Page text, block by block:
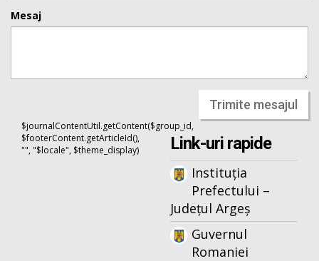
Mesaj
Trimite mesajul
$journalContentUtil.getContent($group_id,
$footerContent.getArticleId(),
"", "$locale", $theme_display)
Link-uri rapide
Instituția
Prefectului –
Județul Argeș
Guvernul
Romaniei